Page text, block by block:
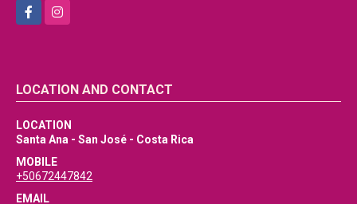
FacebookInstagram
LOCATION AND CONTACT
LOCATION
Santa Ana - San José - Costa Rica
MOBILE
+50672447842
EMAIL